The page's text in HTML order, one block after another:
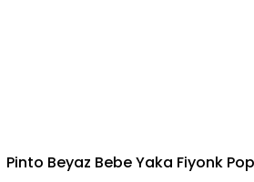
Pinto Beyaz Bebe Yaka Fiyonk